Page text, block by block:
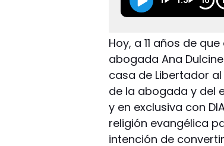
Hoy, a 11 años de
abogada Ana
casa de Libertador
de la abogada y del
y en exclusiva con
religión evangélica
intención de